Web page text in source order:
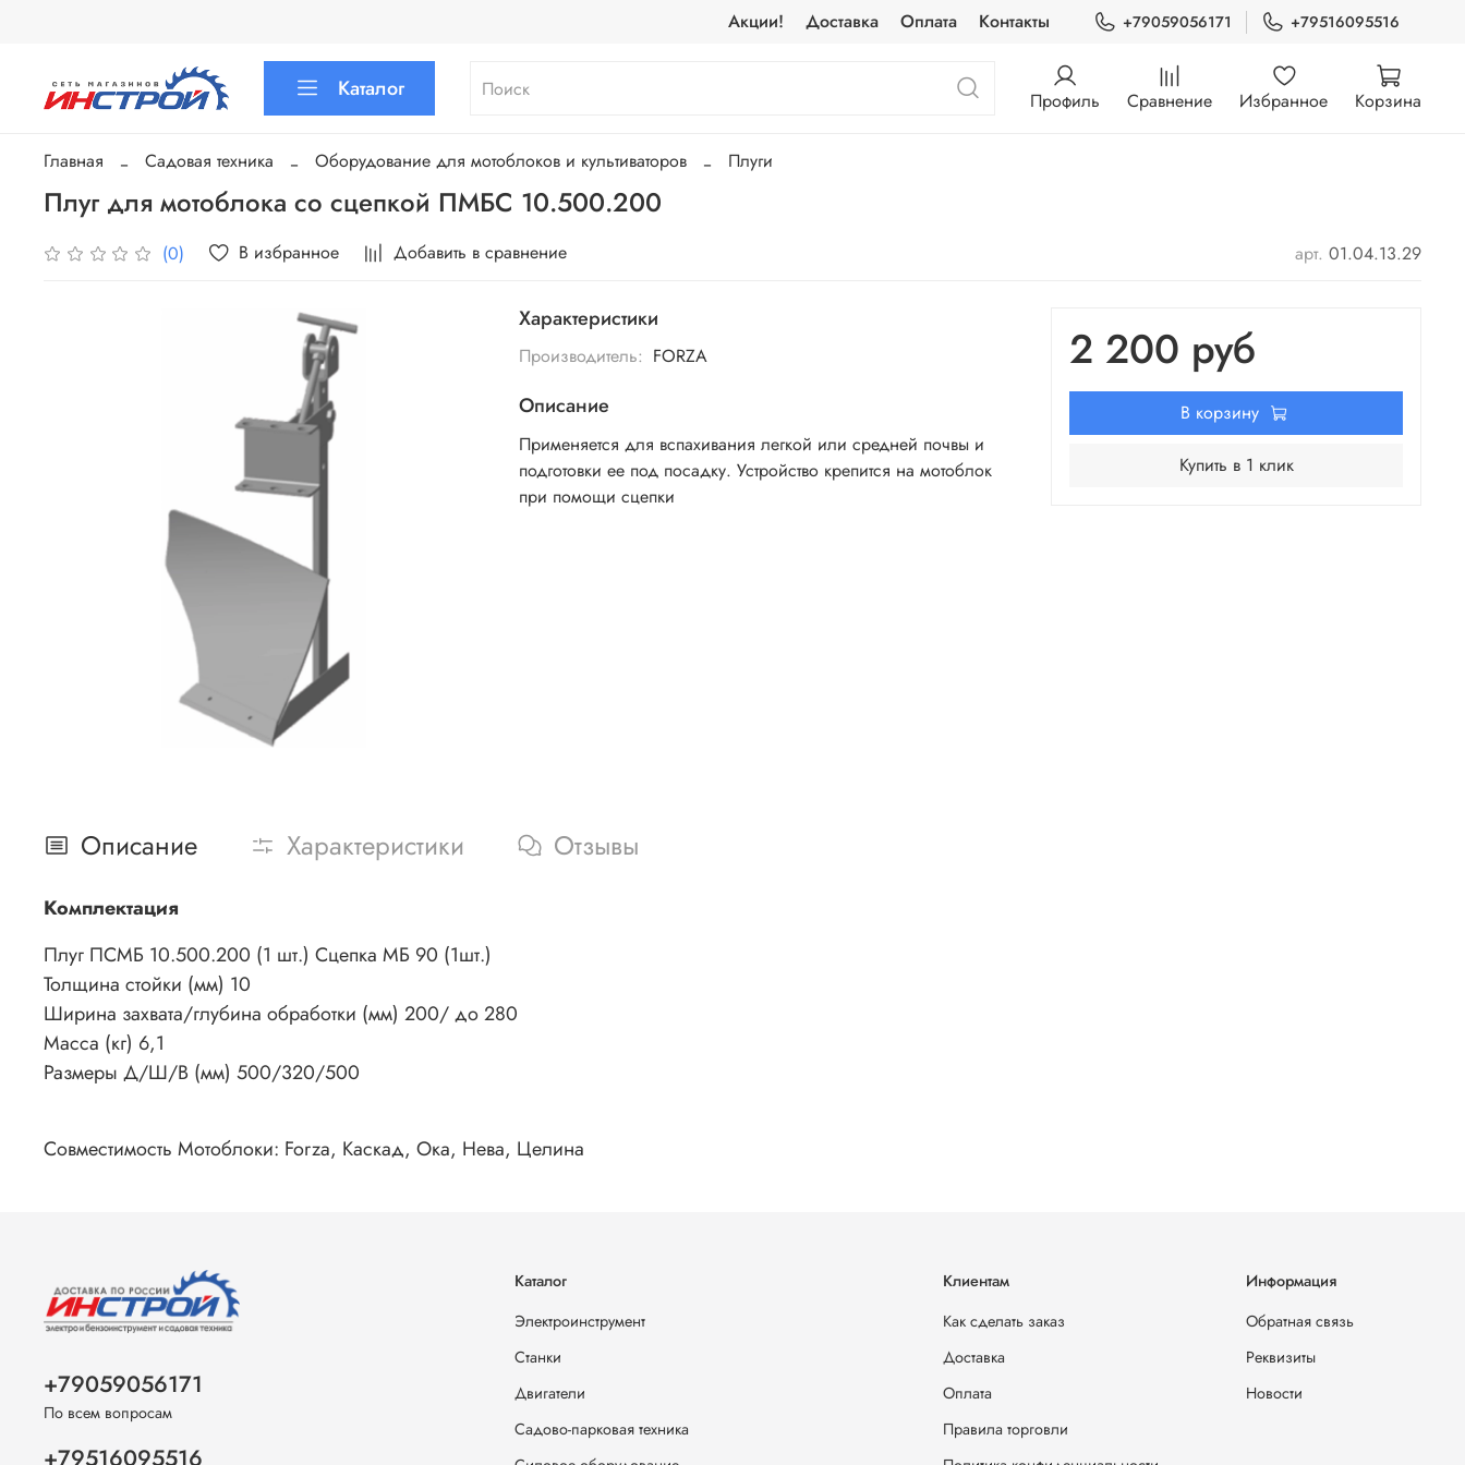
Акции! Доставка Оплата Контакты +79059056171 +79516095516
Каталог Профиль Сравнение Избранное Корзина
Главная Садовая техника Оборудование для мотоблоков и культиваторов Плуги
Плуг для мотоблока со сцепкой ПМБС 10.500.200
(0) В избранное Добавить в сравнение арт. 01.04.13.29
Характеристики
Производитель: FORZA
Описание
Применяется для вспахивания легкой или средней почвы и
подготовки ее под посадку. Устройство крепится на мотоблок
при помощи сцепки
2 200 руб
В корзину
Купить в 1 клик
Описание Характеристики Отзывы
Комплектация
Плуг ПСМБ 10.500.200 (1 шт.) Сцепка МБ 90 (1шт.)
Толщина стойки (мм) 10
Ширина захвата/глубина обработки (мм) 200/ до 280
Масса (кг) 6,1
Размеры Д/Ш/В (мм) 500/320/500
Совместимость Мотоблоки: Forza, Каскад, Ока, Нева, Целина
Каталог
Электроинструмент
Станки
Двигатели
Садово-парковая техника
Клиентам
Как сделать заказ
Доставка
Оплата
Правила торговли
Информация
Обратная связь
Реквизиты
Новости
+79059056171
По всем вопросам